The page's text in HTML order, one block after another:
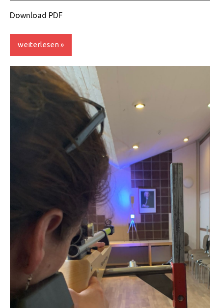
Download PDF
weiterlesen
Veranstaltungen